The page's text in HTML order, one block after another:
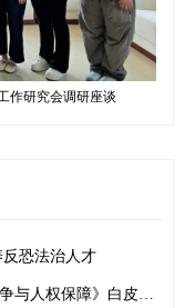
作研究会调研座谈
恐法治人才